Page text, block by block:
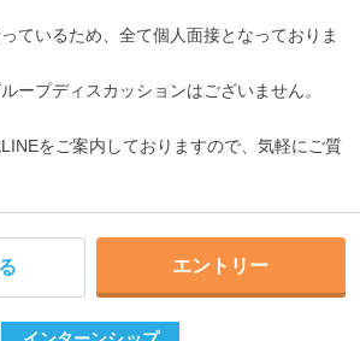
ているため、全て個人面接となっておりま
ープディスカッションはございません。
をご案内しておりますので、気軽にご質
エントリー